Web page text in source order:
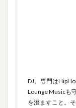
DJ。専門は
Lounge Musicも
を澄ますこと。